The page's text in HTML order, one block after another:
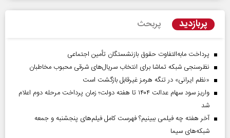
پربازدید پربحث
پرداخت مابه‌التفاوت حقوق بازنشستگان تأمین اجتماعی
نظرسنجی شبکه تماشا برای انتخاب سریال‌های شرقی محبوب مخاطبان
«نظم ایرانی» در تنگه هرمز غیرقابل بازگشت است
واریز سود سهام عدالت ۱۴۰۴ تا هفته دولت؛ زمان پرداخت مرحله دوم اعلام
شد
آخر هفته چه فیلمی ببینیم؟ فهرست کامل فیلم‌های پنجشنبه و جمعه
شبکه‌های سیما